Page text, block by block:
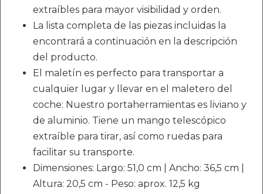
extraíbles para mayor visibilidad y orden.
La lista completa de las piezas incluidas la
encontrará a continuación en la descripción
del producto.
El maletín es perfecto para transportar a
cualquier lugar y llevar en el maletero del
coche: Nuestro portaherramientas es liviano y
de aluminio. Tiene un mango telescópico
extraíble para tirar, así como ruedas para
facilitar su transporte.
Dimensiones: Largo: 51,0 cm | Ancho: 36,5 cm |
Altura: 20,5 cm - Peso: aprox. 12,5 kg